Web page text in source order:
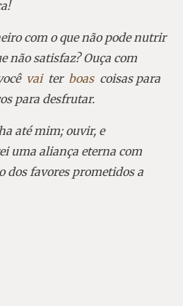
com o que não pode nutrir
não satisfaz? Ouça com
vaiter boascoisas para
para desfrutar.
até mim; ouvir, e
uma aliança eterna com
dos favores prometidos a